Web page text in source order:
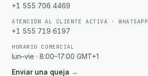
+1 555 706 4469
ATENCIÓN AL CLIENTE ACTIVA · WHATSAPP
+1 555 719 6197
HORARIO COMERCIAL
lun–vie · 8:00–17:00 GMT+1
Enviar una queja →